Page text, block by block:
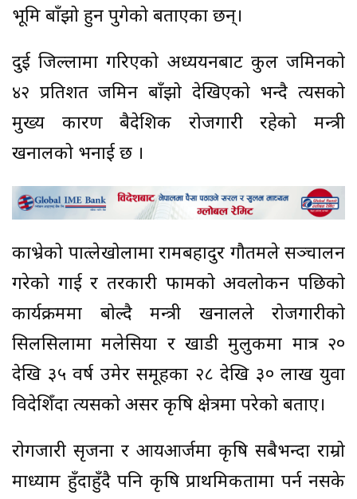
भूमि बाँझो हुन पुगेको बताएका छन्।
दुई जिल्लामा गरिएको अध्ययनबाट कुल जमिनको
४२ प्रतिशत जमिन बाँझो देखिएको भन्दै त्यसको
मुख्य कारण बैदेशिक रोजगारी रहेको मन्त्री
खनालको भनाई छ ।
काभ्रेको पात्लेखोलामा रामबहादुर गौतमले सञ्चालन
गरेको गाई र तरकारी फामको अवलोकन पछिको
कार्यक्रममा बोल्दै मन्त्री खनालले रोजगारीको
सिलसिलामा मलेसिया र खाडी मुलुकमा मात्र २०
देखि ३५ वर्ष उमेर समूहका २८ देखि ३० लाख युवा
विदेशिँदा त्यसको असर कृषि क्षेत्रमा परेको बताए।
रोगजारी सृजना र आयआर्जमा कृषि सबैभन्दा राम्रो
माध्याम हुँदाहुँदै पनि कृषि प्राथमिकतामा पर्न नसके